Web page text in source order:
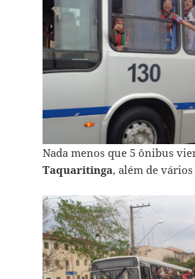
Nada menos que 5 ônibus
Taquaritinga, além de